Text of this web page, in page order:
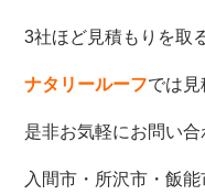
3社ほど見積もりを取
ナタリールーフでは
是非お気軽にお問い合
入間市・所沢市・飯